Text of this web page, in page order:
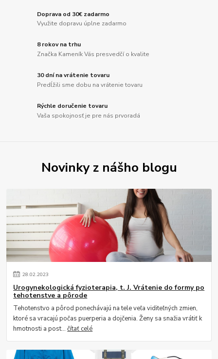
Doprava od 30€ zadarmo
Využite dopravu úplne zadarmo
8 rokov na trhu
Značka Kameník Vás presvedčí o kvalite
30 dní na vrátenie tovaru
Predĺžili sme dobu na vrátenie tovaru
Rýchle doručenie tovaru
Vaša spokojnosť je pre nás prvoradá
Novinky z nášho blogu
28.02.2023
Urogynekologická fyzioterapia, t. J. Vrátenie do formy po
tehotenstve a pôrode
Tehotenstvo a pôrod ponechávajú na tele veľa viditeľných zmien,
ktoré sa vracajú počas puerperia a dojčenia. Ženy sa snažia vrátiť k
hmotnosti a post...čítať celé